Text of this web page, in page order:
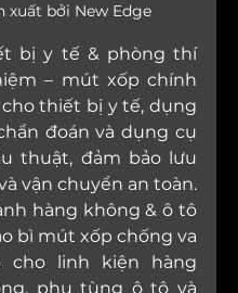
xuất bởi New Edge
bị y tế & phòng thí
– mút xốp chính
cho thiết bị y tế, dụng
đoán và dụng cụ
thuật, đảm bảo lưu
vận chuyển an toàn.
hàng không & ô tô
bì mút xốp chống va
cho linh kiện hàng
phụ tùng ô tô và